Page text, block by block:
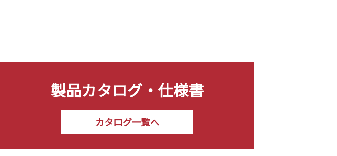
製品カタログ・仕様書
カタログ一覧へ